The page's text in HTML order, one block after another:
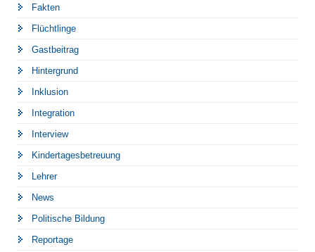
Fakten
Flüchtlinge
Gastbeitrag
Hintergrund
Inklusion
Integration
Interview
Kindertagesbetreuung
Lehrer
News
Politische Bildung
Reportage